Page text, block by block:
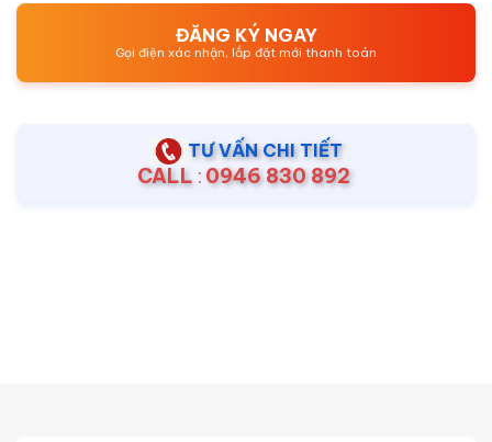
ĐĂNG KÝ NGAY
Gọi điện xác nhận, lắp đặt mới thanh toán
TƯ VẤN CHI TIẾT
CALL : 0946 830 892